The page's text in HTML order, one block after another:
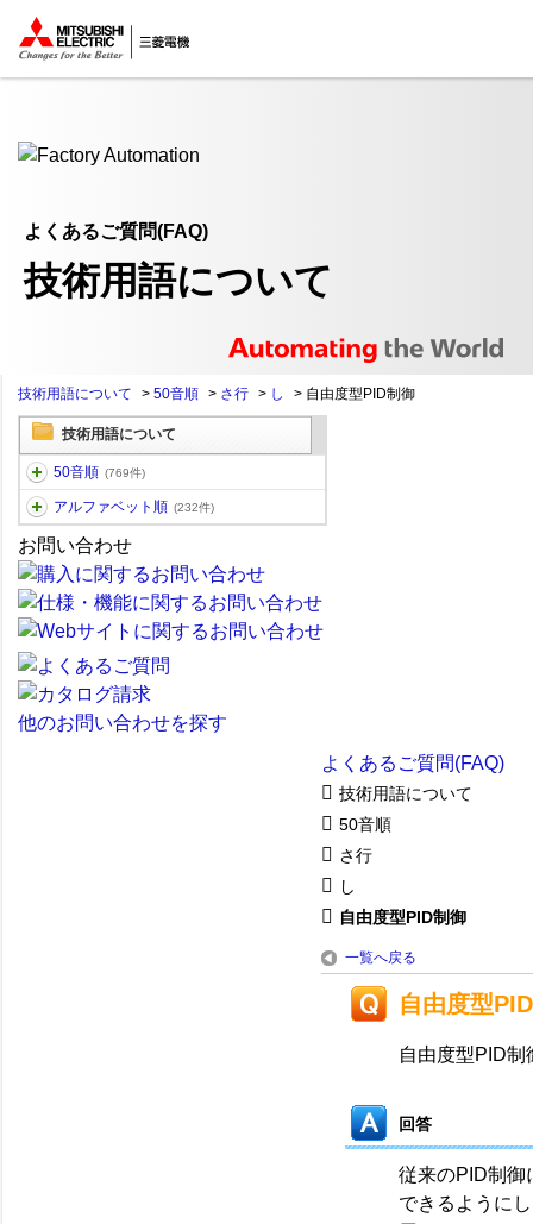
ここから本文
よくあるご質問(FAQ)
技術用語について
技術用語について > 50音順 > さ行 > し > 自由度型PID制御
技術用語について
50音順 (769件)
アルファベット順 (232件)
お問い合わせ
他のお問い合わせを探す
よくあるご質問(FAQ)
技術用語について
50音順
さ行
し
自由度型PID制御
一覧へ戻る
自由度型
自由度型PID制
回答
従来のPID制御
できるように